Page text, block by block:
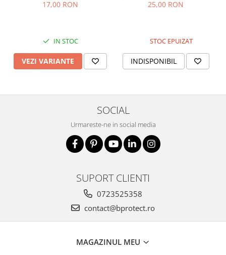
17,00 RON
IN STOC
VEZI VARIANTE
25,00 RON
STOC EPUIZAT
INDISPONIBIL
SOCIAL
Urmareste-ne in social media
SUPORT CLIENTI
0723525358
contact@bprotect.ro
MAGAZINUL MEU